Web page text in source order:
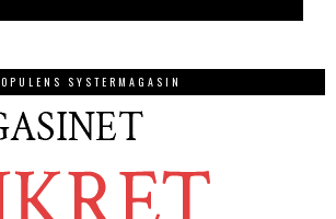
OPULENS SYSTERMAGASIN